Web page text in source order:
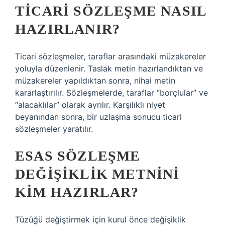
TICARI SÖZLEŞME NASIL
HAZIRLANIR?
Ticari sözleşmeler, taraflar arasındaki müzakereler
yoluyla düzenlenir. Taslak metin hazırlandıktan ve
müzakereler yapıldıktan sonra, nihai metin
kararlaştırılır. Sözleşmelerde, taraflar “borçlular” ve
“alacaklılar” olarak ayrılır. Karşılıklı niyet
beyanından sonra, bir uzlaşma sonucu ticari
sözleşmeler yaratılır.
ESAS SÖZLEŞME
DEĞIŞIKLIK METNINI
KIM HAZIRLAR?
Tüzüğü değiştirmek için kurul önce değişiklik